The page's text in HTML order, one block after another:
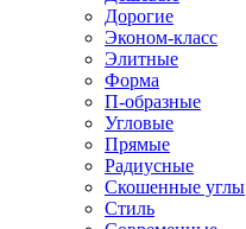
Дорогие
Эконом-класс
Элитные
Форма
П-образные
Угловые
Прямые
Радиусные
Скошенные углы
Стиль